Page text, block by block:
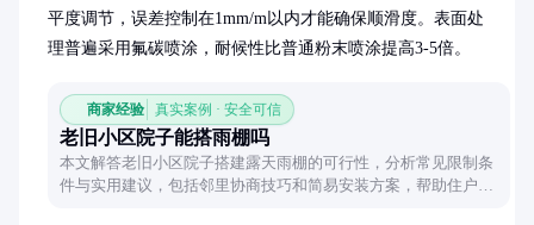
平度调节，误差控制在1mm/m以内才能确保顺滑度。表面处
理普遍采用氟碳喷涂，耐候性比普通粉末喷涂提高3-5倍。
商家经验 真实案例 · 安全可信
老旧小区院子能搭雨棚吗
本文解答老旧小区院子搭建露天雨棚的可行性，分析常见限制条
件与实用建议，包括邻里协商技巧和简易安装方案，帮助住户合